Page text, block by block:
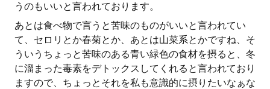
うのもいいと言われております。
あとは食べ物で言うと苦味のものがいいと言われてい
て、セロリとか春菊とか、あとは山菜系とかですね、そ
ういうちょっと苦味のある青い緑色の食材を摂ると、冬
に溜まった毒素をデトックスしてくれると言われており
ますので、ちょっとそれを私も意識的に摂りたいなぁな